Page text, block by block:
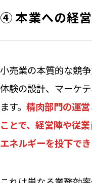
④ 本業への経
小売業の本質的な競
体験の設計、マーケ
ます。 精肉部門の運
ことで、経営陣や従
エネルギーを投下で